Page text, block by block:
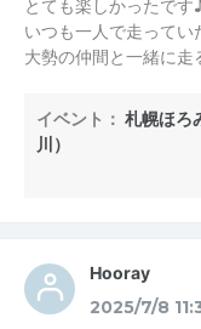
とても楽しかったです
いつも一人で走ってい
大勢の仲間と一緒に走
大丈夫でした
主催者の方一緒に走っ
楽しい時間をありがと
イベント： 札幌ほろ
川）
Hooray
2025/7/8